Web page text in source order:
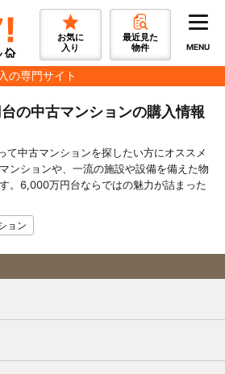
お気に
入り
最近見た
物件
MENU
の専門サイト
の中古マンションの購入情報
中古マンションを探したい方にオススメ
ンションや、一流の施設や設備を備えた物
。6,000万円台ならではの魅力が詰まった
ョン